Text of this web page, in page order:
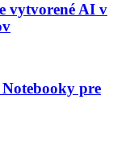
vytvorené AI v
pre